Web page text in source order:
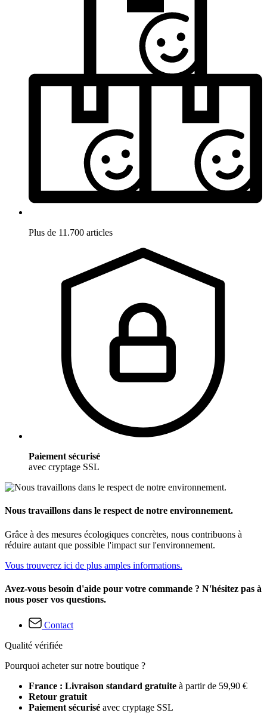
Plus de 11.700 articles
Paiement sécurisé
avec cryptage SSL
Nous travaillons dans le respect de notre environnement.
Grâce à des mesures écologiques concrètes, nous contribuons à
réduire autant que possible l'impact sur l'environnement.
Vous trouverez ici de plus amples informations.
Avez-vous besoin d'aide pour votre commande ? N'hésitez pas à
nous poser vos questions.
Contact
Qualité vérifiée
Pourquoi acheter sur notre boutique ?
France : Livraison standard gratuite à partir de 59,90 €
Retour gratuit
Paiement sécurisé avec cryptage SSL